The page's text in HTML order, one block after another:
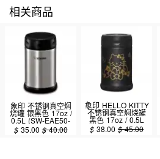
相关商品
象印 不锈钢真空焖
烧罐 银黑色 17oz /
0.5L (SW-EAE50-
XA)
$ 35.00 $40.00
象印 HELLO KITTY
不锈钢真空焖烧罐
黑色 17oz / 0.5L
(SW-EAE50KT-BA)
$38.00 $45.00